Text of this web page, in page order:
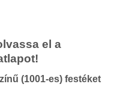
el a
(1001-es) festéket